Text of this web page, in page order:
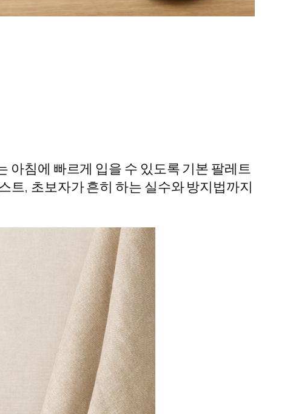
아침에 빠르게 입을 수 있도록 기본 팔레트
트, 초보자가 흔히 하는 실수와 방지법까지